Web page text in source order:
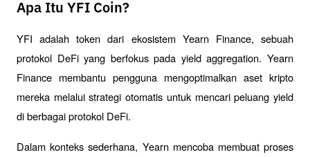
Apa Itu YFI Coin?
YFI adalah token dari ekosistem Yearn Finance, sebuah
protokol DeFi yang berfokus pada yield aggregation. Yearn
Finance membantu pengguna mengoptimalkan aset kripto
mereka melalui strategi otomatis untuk mencari peluang yield
di berbagai protokol DeFi.
Dalam konteks sederhana, Yearn mencoba membuat proses